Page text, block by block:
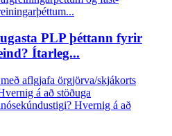
PLP þéttann fyrir
Ítarleg...